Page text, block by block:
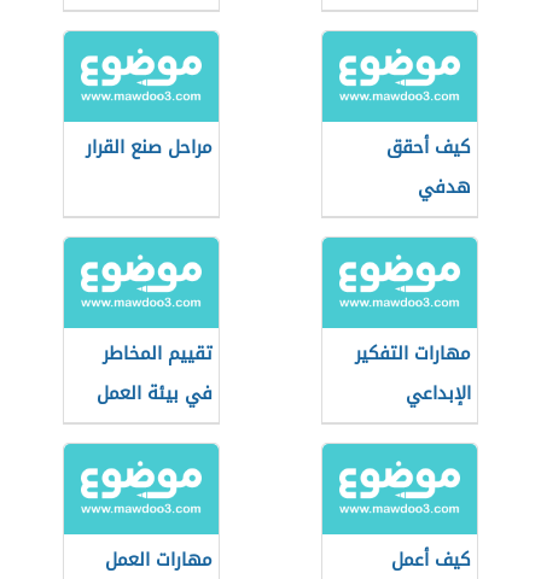
كيف أحقق
هدفي
مراحل صنع القرار
مهارات التفكير
الإبداعي
تقييم المخاطر
في بيئة العمل
كيف أعمل
مهارات العمل